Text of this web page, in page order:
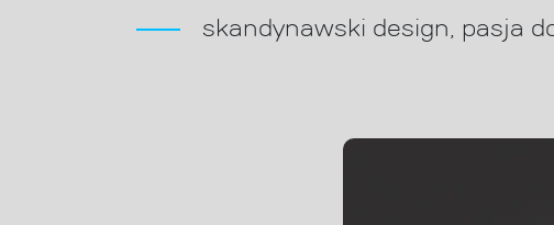
skandynawski design, pasja